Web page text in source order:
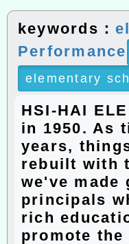
keywords：
Performance
elementary
HSI-HAI
in 1950. As
years,
rebuilt with
we've made
principals
rich
promote